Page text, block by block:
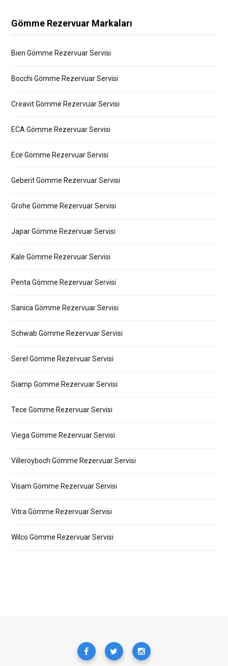
Gömme Rezervuar Markaları
Bien Gömme Rezervuar Servisi
Bocchi Gömme Rezervuar Servisi
Creavit Gömme Rezervuar Servisi
ECA Gömme Rezervuar Servisi
Ece Gömme Rezervuar Servisi
Geberit Gömme Rezervuar Servisi
Grohe Gömme Rezervuar Servisi
Japar Gömme Rezervuar Servisi
Kale Gömme Rezervuar Servisi
Penta Gömme Rezervuar Servisi
Sanica Gömme Rezervuar Servisi
Schwab Gömme Rezervuar Servisi
Serel Gömme Rezervuar Servisi
Siamp Gömme Rezervuar Servisi
Tece Gömme Rezervuar Servisi
Viega Gömme Rezervuar Servisi
Villeroyboch Gömme Rezervuar Servisi
Visam Gömme Rezervuar Servisi
Vitra Gömme Rezervuar Servisi
Wilco Gömme Rezervuar Servisi